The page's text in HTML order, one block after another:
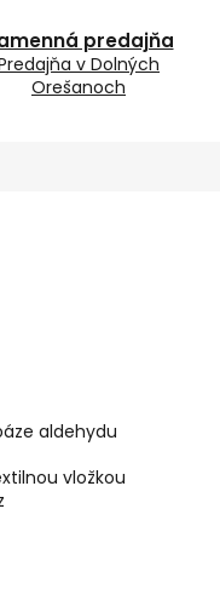
predajňa
v Dolných
Orešanoch
aldehydu
vložkou